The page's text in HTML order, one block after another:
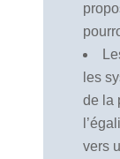
les
de la
vers